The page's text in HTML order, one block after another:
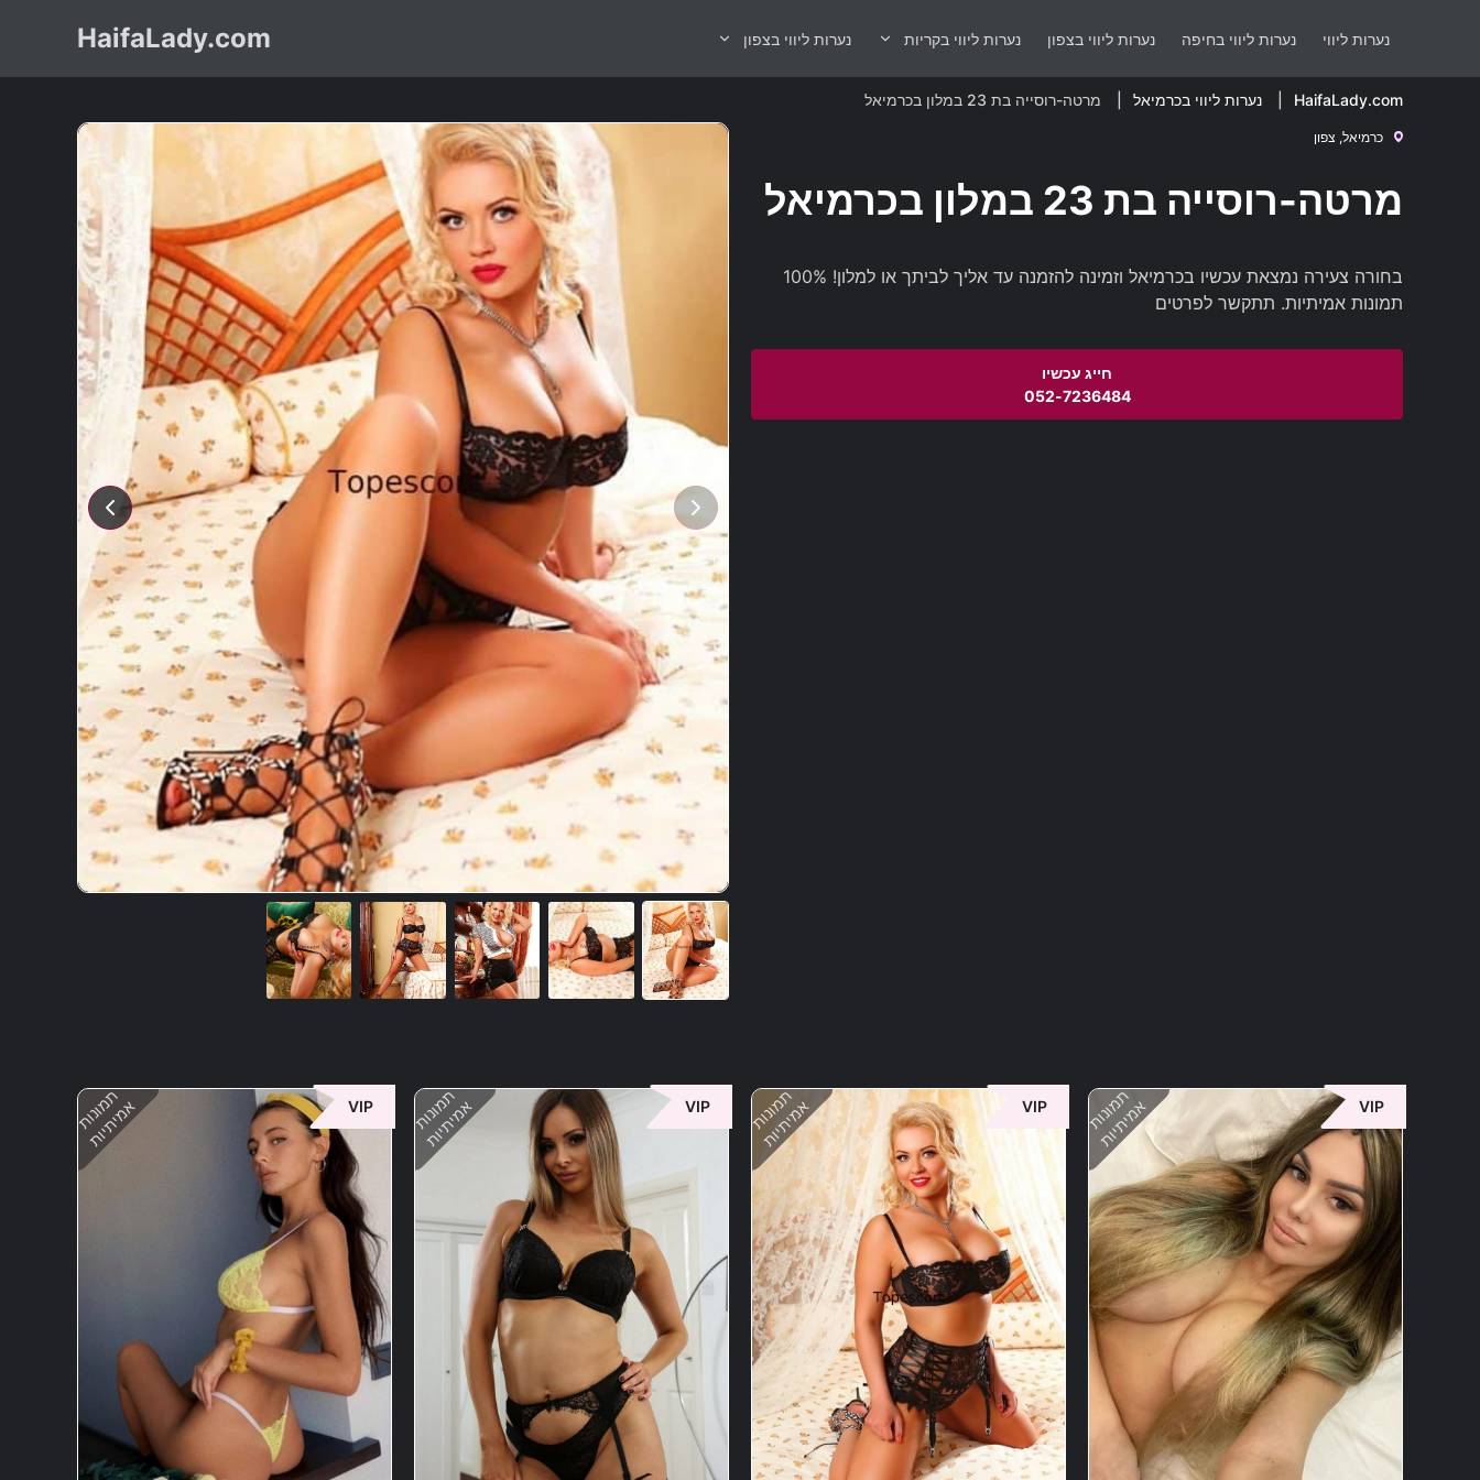
נערות ליווי נערות ליווי בחיפה נערות ליווי בצפון נערות ליווי בקריות נערות ליווי בצפון HaifaLady.com
HaifaLady.com נערות ליווי בכרמיאל מרטה-רוסייה בת 23 במלון בכרמיאל
כרמיאל, צפון
מרטה-רוסייה בת 23 במלון בכרמיאל
בחורה צעירה נמצאת עכשיו בכרמיאל וזמינה להזמנה עד אליך לביתך או למלון! 100%
תמונות אמיתיות. תתקשר לפרטים
052-7236484
תמונות
אמיתיות VIP תמונות
אמיתיות VIP תמונות
אמיתיות VIP תמונות
אמיתיות VIP